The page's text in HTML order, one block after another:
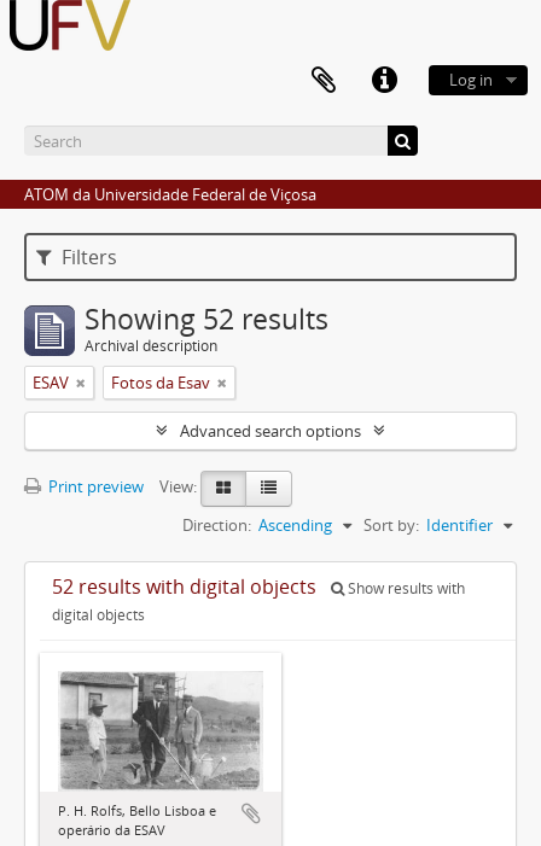
Log in
ATOM da Universidade Federal de Viçosa
Filters
Showing 52 results
Archival description
ESAV Fotos da Esav
Advanced search options
Print preview
View:
Sort by: Identifier
Direction: Ascending
52 results with digital objects
Show results with
digital objects
P. H. Rolfs, Bello Lisboa e
operário da ESAV